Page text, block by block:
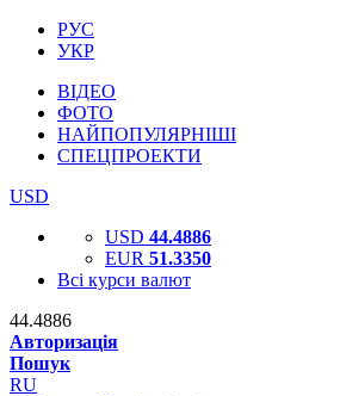
РУС
УКР
ВІДЕО
ФОТО
НАЙПОПУЛЯРНІШІ
СПЕЦПРОЕКТИ
USD
USD 44.4886
EUR 51.3350
Всі курси валют
44.4886
Авторизація
Пошук
RU